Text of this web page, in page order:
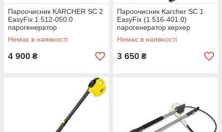
Пароочисник KARCHER SC 2
EasyFix 1.512-050.0
парогенератор
Немає в наявності
4 900 ₴
Пароочисник Karcher SC 1
EasyFix (1.516-401.0)
парогенератор керхер
Немає в наявності
3 650 ₴